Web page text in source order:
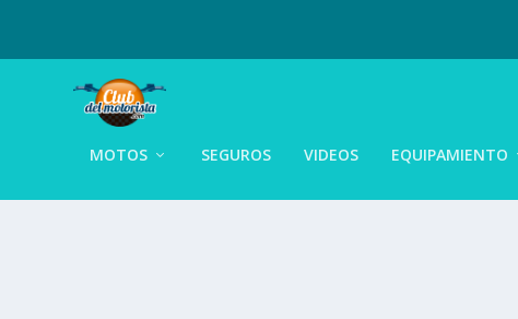
MOTOS SEGUROS VIDEOS EQUIPAMIENTO